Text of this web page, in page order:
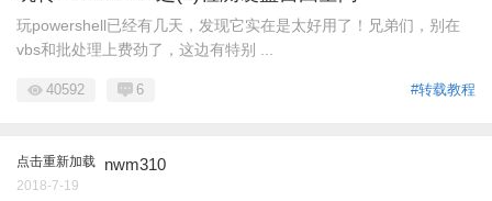
玩powershell已经有几天，发现它实在是太好用了！兄弟们，别在
vbs和批处理上费劲了，这边有特别 ...
#转载教程
40592 6
点击重新加载 nwm310
2018-7-19